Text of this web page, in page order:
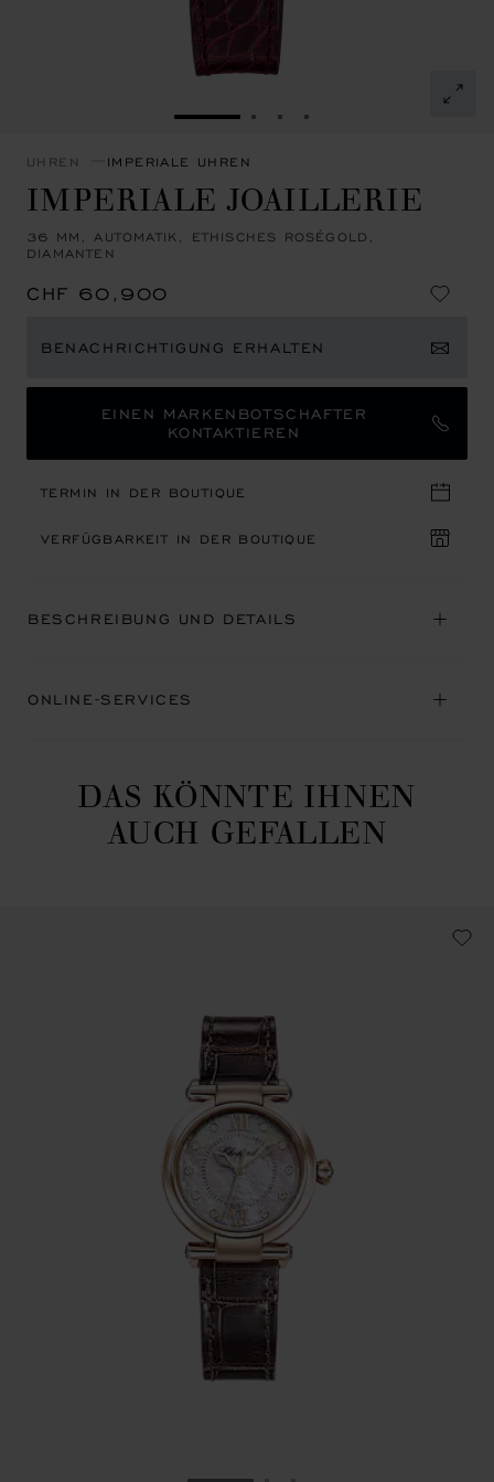
ZUR FOLIE GEHEN 1
ZUR FOLIE GEHEN 2
ZUR FOLIE GEHEN 3
ZUR FOLIE GEHEN 4
UHREN IMPERIALE UHREN
IMPERIALE JOAILLERIE
36 MM, AUTOMATIK, ETHISCHES ROSÉGOLD,
DIAMANTEN
CHF 60,900
BENACHRICHTIGUNG ERHALTEN
EINEN MARKENBOTSCHAFTER
KONTAKTIEREN
TERMIN IN DER BOUTIQUE
VERFÜGBARKEIT IN DER BOUTIQUE
BESCHREIBUNG UND DETAILS
ONLINE-SERVICES
DAS KÖNNTE IHNEN
AUCH GEFALLEN